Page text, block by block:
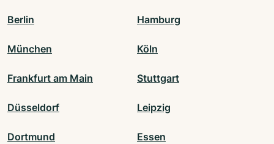
Berlin Hamburg
München Köln
Frankfurt am Main Stuttgart
Düsseldorf Leipzig
Dortmund Essen